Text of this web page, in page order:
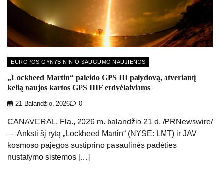
EUROPOS GYNYBININIO SAUGUMO NAUJIENOS
„Lockheed Martin“ paleido GPS III palydovą, atveriantį
kelią naujos kartos GPS IIIF erdvėlaiviams
21 Balandžio, 2026 0
CANAVERAL, Fla., 2026 m. balandžio 21 d. /PRNewswire/
— Anksti šį rytą „Lockheed Martin“ (NYSE: LMT) ir JAV
kosmoso pajėgos sustiprino pasaulinės padėties
nustatymo sistemos […]